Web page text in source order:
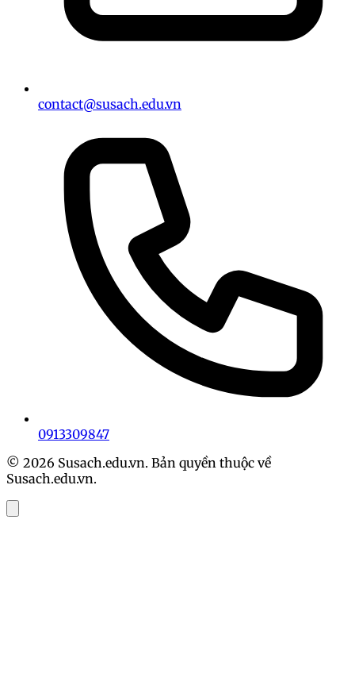
contact@susach.edu.vn
0913309847
© 2026 Susach.edu.vn. Bản quyền thuộc về
Susach.edu.vn.